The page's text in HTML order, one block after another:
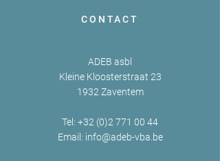
CONTACT
ADEB asbl
Kleine Kloosterstraat 23
1932 Zaventem
Tel: +32 (0)2 771 00 44
Email: info@adeb-vba.be